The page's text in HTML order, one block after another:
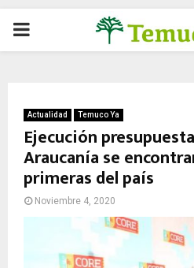
P
M
A
Actualidad Temuco Ya
Ejecución
Araucanía se
primeras del país
Noviembre 4, 2020